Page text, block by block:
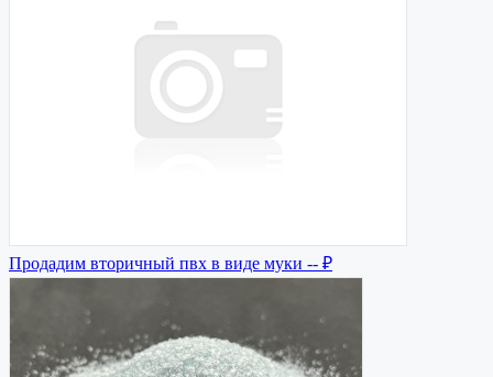
Продадим вторичный пвх в виде муки -- ₽